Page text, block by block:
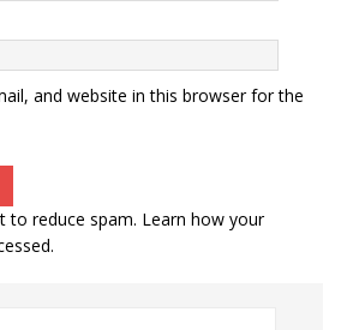
and website in this browser for the
to reduce spam. Learn how your
.